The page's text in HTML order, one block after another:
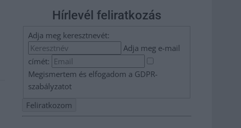
Hírlevél feliratkozás
Adja meg keresztnevét:
Adja meg e-mail
címét:
Megismertem és elfogadom a GDPR-
szabályzatot